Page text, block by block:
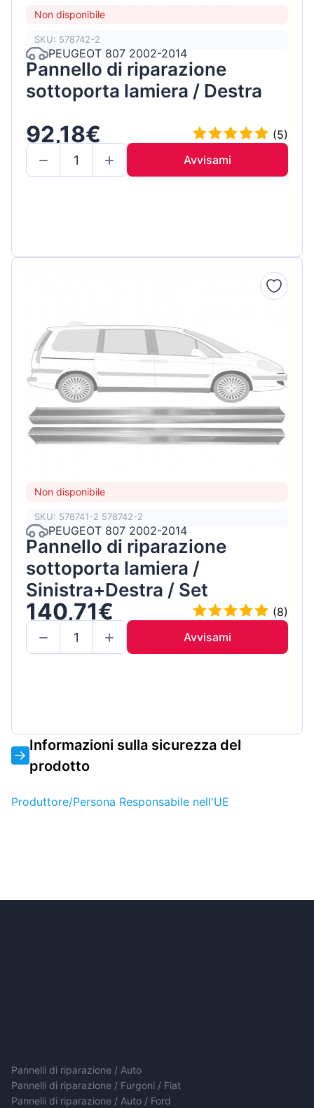
Non disponibile
SKU: 578742-2
PEUGEOT 807 2002-2014
Pannello di riparazione
sottoporta lamiera / Destra
92,18€
(5)
Avvisami
Non disponibile
SKU: 578741-2 578742-2
PEUGEOT 807 2002-2014
Pannello di riparazione
sottoporta lamiera /
Sinistra+Destra / Set
140,71€
(8)
Avvisami
Informazioni sulla sicurezza del
prodotto
Produttore/Persona Responsabile nell'UE
Pannelli di riparazione / Auto
Pannelli di riparazione / Furgoni / Fiat
Pannelli di riparazione / Auto / Ford